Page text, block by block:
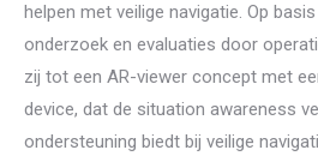
helpen met veilige navigatie. Op
onderzoek en evaluaties door
zij tot een AR-viewer concept met
device, dat de situation awareness
ondersteuning biedt bij veilige